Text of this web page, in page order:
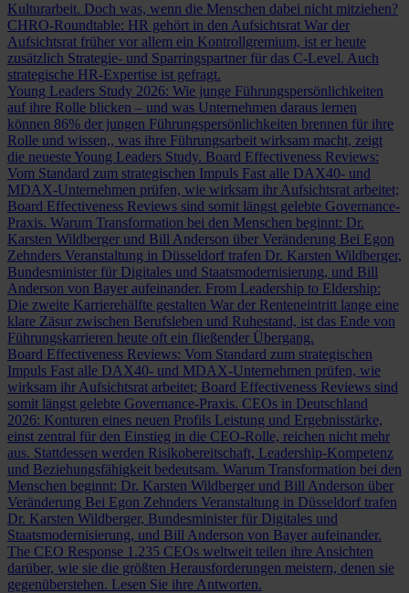
Kulturarbeit. Doch was, wenn die Menschen dabei nicht mitziehen?
CHRO-Roundtable: HR gehört in den Aufsichtsrat War der
Aufsichtsrat früher vor allem ein Kontrollgremium, ist er heute
zusätzlich Strategie- und Sparringspartner für das C-Level. Auch
strategische HR-Expertise ist gefragt.
Young Leaders Study 2026: Wie junge Führungspersönlichkeiten
auf ihre Rolle blicken – und was Unternehmen daraus lernen
können 86% der jungen Führungspersönlichkeiten brennen für ihre
Rolle und wissen,, was ihre Führungsarbeit wirksam macht, zeigt
die neueste Young Leaders Study. Board Effectiveness Reviews:
Vom Standard zum strategischen Impuls Fast alle DAX40- und
MDAX-Unternehmen prüfen, wie wirksam ihr Aufsichtsrat arbeitet;
Board Effectiveness Reviews sind somit längst gelebte Governance-
Praxis. Warum Transformation bei den Menschen beginnt: Dr.
Karsten Wildberger und Bill Anderson über Veränderung Bei Egon
Zehnders Veranstaltung in Düsseldorf trafen Dr. Karsten Wildberger,
Bundesminister für Digitales und Staatsmodernisierung, und Bill
Anderson von Bayer aufeinander. From Leadership to Eldership:
Die zweite Karrierehälfte gestalten War der Renteneintritt lange eine
klare Zäsur zwischen Berufsleben und Ruhestand, ist das Ende von
Führungskarrieren heute oft ein fließender Übergang.
Board Effectiveness Reviews: Vom Standard zum strategischen
Impuls Fast alle DAX40- und MDAX-Unternehmen prüfen, wie
wirksam ihr Aufsichtsrat arbeitet; Board Effectiveness Reviews sind
somit längst gelebte Governance-Praxis. CEOs in Deutschland
2026: Konturen eines neuen Profils Leistung und Ergebnisstärke,
einst zentral für den Einstieg in die CEO-Rolle, reichen nicht mehr
aus. Stattdessen werden Risikobereitschaft, Leadership-Kompetenz
und Beziehungsfähigkeit bedeutsam. Warum Transformation bei den
Menschen beginnt: Dr. Karsten Wildberger und Bill Anderson über
Veränderung Bei Egon Zehnders Veranstaltung in Düsseldorf trafen
Dr. Karsten Wildberger, Bundesminister für Digitales und
Staatsmodernisierung, und Bill Anderson von Bayer aufeinander.
The CEO Response 1.235 CEOs weltweit teilen ihre Ansichten
darüber, wie sie die größten Herausforderungen meistern, denen sie
gegenüberstehen. Lesen Sie ihre Antworten.